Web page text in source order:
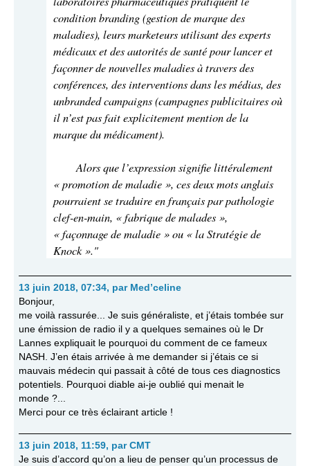
condition branding (gestion de marque des
maladies), leurs marketeurs utilisant des experts
médicaux et des autorités de santé pour lancer et
façonner de nouvelles maladies à travers des
conférences, des interventions dans les médias, des
unbranded campaigns (campagnes publicitaires où
il n’est pas fait explicitement mention de la
marque du médicament).
Alors que l’expression signifie littéralement
« promotion de maladie », ces deux mots anglais
pourraient se traduire en français par pathologie
clef-en-main, « fabrique de malades »,
« façonnage de maladie » ou « la Stratégie de
Knock »."
13 juin 2018, 07:34, par Med’celine
Bonjour,
me voilà rassurée... Je suis généraliste, et j’étais tombée sur
une émission de radio il y a quelques semaines où le Dr
Lannes expliquait le pourquoi du comment de ce fameux
NASH. J’en étais arrivée à me demander si j’étais ce si
mauvais médecin qui passait à côté de tous ces diagnostics
potentiels. Pourquoi diable ai-je oublié qui menait le
monde ?...
Merci pour ce très éclairant article !
13 juin 2018, 11:59, par CMT
Je suis d’accord qu’on a lieu de penser qu’un processus de